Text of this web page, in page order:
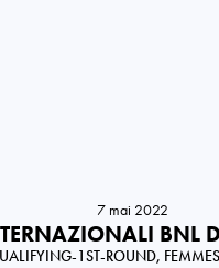
7 mai 2022
BNL
1ST-ROUND,